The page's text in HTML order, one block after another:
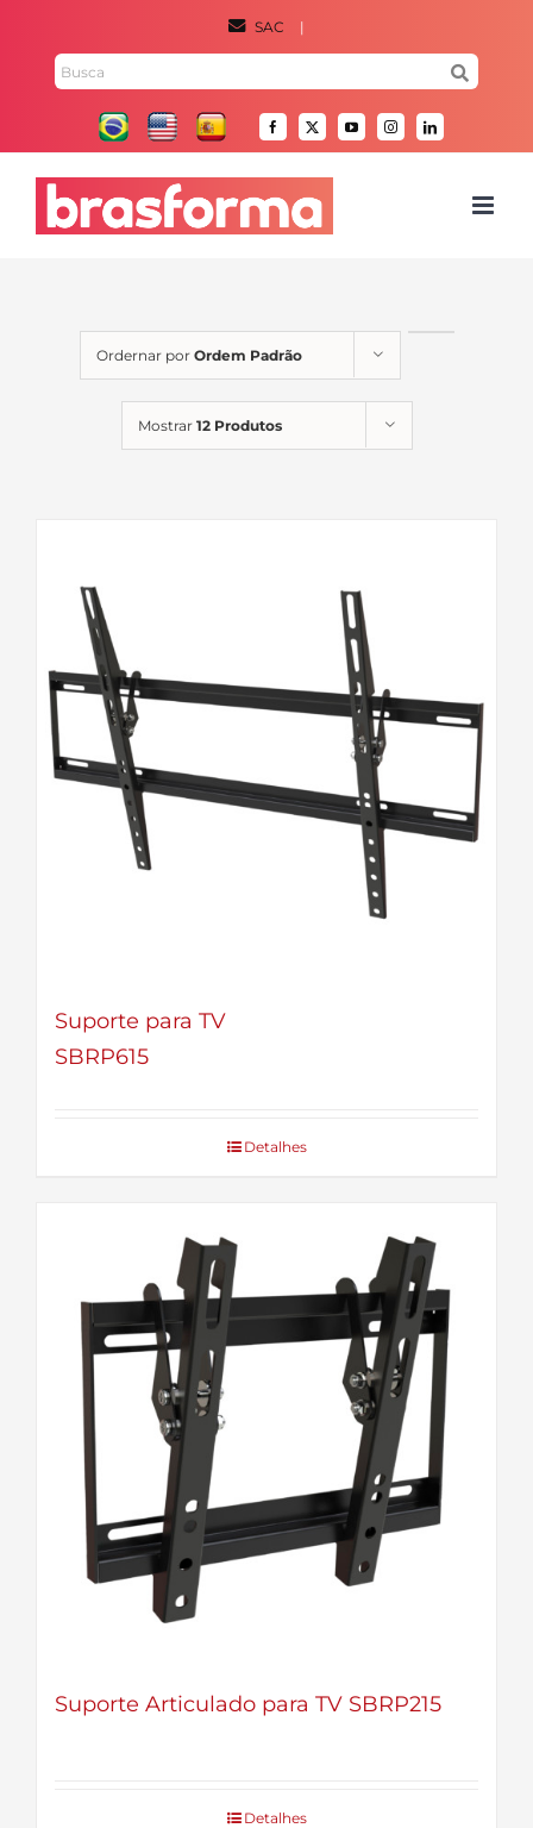
SAC |
Facebook
X YouTubeInstagramLinkedIn
Ordernar por Ordem Padrão
Mostrar 12 Produtos
Suporte para TV
SBRP615
Detalhes
Suporte Articulado para TV SBRP215
Detalhes